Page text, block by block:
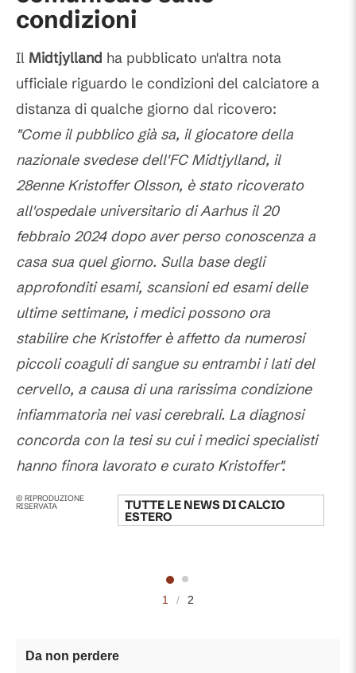
condizioni
Il Midtjylland ha pubblicato un'altra nota
ufficiale riguardo le condizioni del calciatore a
distanza di qualche giorno dal ricovero:
"Come il pubblico già sa, il giocatore della
nazionale svedese dell'FC Midtjylland, il
28enne Kristoffer Olsson, è stato ricoverato
all'ospedale universitario di Aarhus il 20
febbraio 2024 dopo aver perso conoscenza a
casa sua quel giorno. Sulla base degli
approfonditi esami, scansioni ed esami delle
ultime settimane, i medici possono ora
stabilire che Kristoffer è affetto da numerosi
piccoli coaguli di sangue su entrambi i lati del
cervello, a causa di una rarissima condizione
infiammatoria nei vasi cerebrali. La diagnosi
concorda con la tesi su cui i medici specialisti
hanno finora lavorato e curato Kristoffer".
© RIPRODUZIONE
RISERVATA TUTTE LE NEWS DICALCIO
ESTERO
1 / 2
Da non perdere